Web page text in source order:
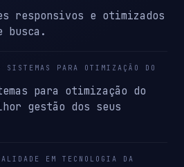
responsivos e otimizados
busca.
SISTEMAS PARA OTIMIZAÇÃO DO
para otimização do
gestão dos seus
EM TECNOLOGIA DA